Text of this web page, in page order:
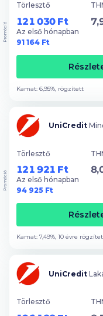
Törlesztő
121 030 Ft
Az első hónapban
91 164 Ft
Kamat: 6,95%, rögzített
Promóció
UniCredit
Törlesztő
121 921 Ft
Az első hónapban
94 925 Ft
Kamat: 7,49%, 10 évre
Promóció
UniCredit
Törlesztő